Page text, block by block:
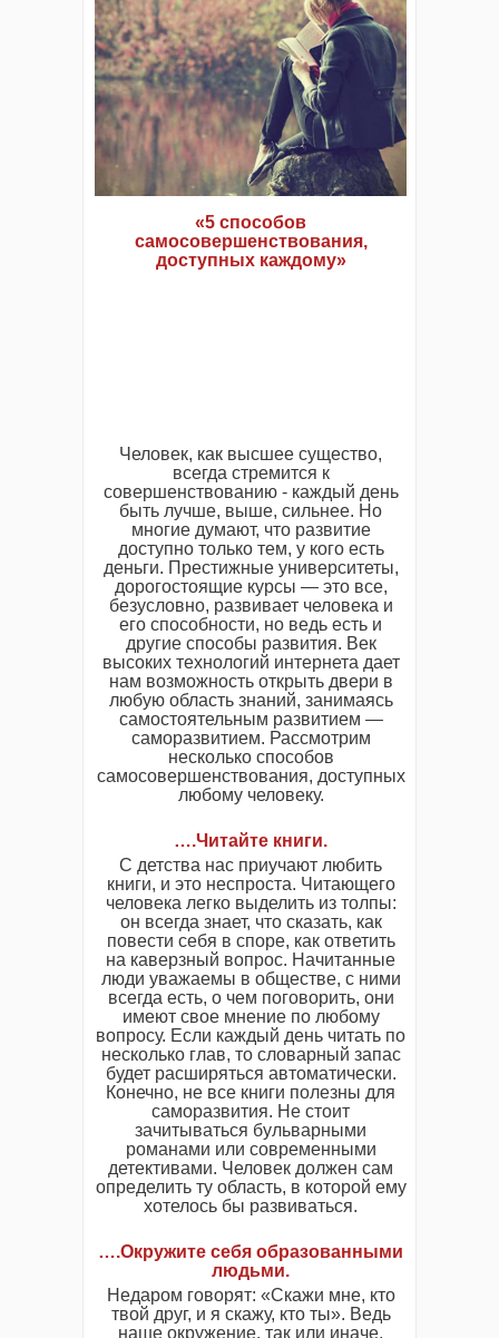
«5 способов
самосовершенствования,
доступных каждому»
Человек, как высшее существо,
всегда стремится к
совершенствованию - каждый день
быть лучше, выше, сильнее. Но
многие думают, что развитие
доступно только тем, у кого есть
деньги. Престижные университеты,
дорогостоящие курсы — это все,
безусловно, развивает человека и
его способности, но ведь есть и
другие способы развития. Век
высоких технологий интернета дает
нам возможность открыть двери в
любую область знаний, занимаясь
самостоятельным развитием —
саморазвитием. Рассмотрим
несколько способов
самосовершенствования, доступных
любому человеку.
….Читайте книги.
С детства нас приучают любить
книги, и это неспроста. Читающего
человека легко выделить из толпы:
он всегда знает, что сказать, как
повести себя в споре, как ответить
на каверзный вопрос. Начитанные
люди уважаемы в обществе, с ними
всегда есть, о чем поговорить, они
имеют свое мнение по любому
вопросу. Если каждый день читать по
несколько глав, то словарный запас
будет расширяться автоматически.
Конечно, не все книги полезны для
саморазвития. Не стоит
зачитываться бульварными
романами или современными
детективами. Человек должен сам
определить ту область, в которой ему
хотелось бы развиваться.
….Окружите себя образованными
людьми.
Недаром говорят: «Скажи мне, кто
твой друг, и я скажу, кто ты». Ведь
наше окружение, так или иначе,